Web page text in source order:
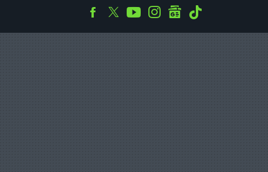
Facebook
TwitterYoutubeInstagramgooglenews